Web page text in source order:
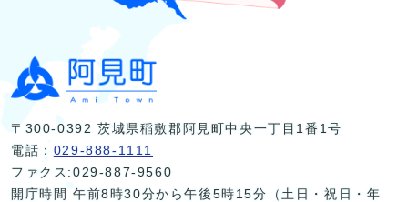
〒300-0392 茨城県稲敷郡阿見町中央一丁目1番1号
電話： 029-888-1111
ファクス:029-887-9560
開庁時間 午前8時30分から午後5時15分（土日・祝日・年